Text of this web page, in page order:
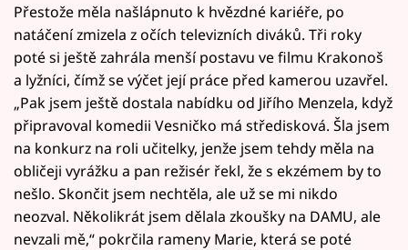
Přestože měla našlápnuto k hvězdné kariéře, po
natáčení zmizela z očích televizních diváků. Tři roky
poté si ještě zahrála menší postavu ve filmu Krakonoš
a lyžníci, čímž se výčet její práce před kamerou uzavřel.
„Pak jsem ještě dostala nabídku od Jiřího Menzela, když
připravoval komedii Vesničko má středisková. Šla jsem
na konkurz na roli učitelky, jenže jsem tehdy měla na
obličeji vyrážku a pan režisér řekl, že s ekzémem by to
nešlo. Skončit jsem nechtěla, ale už se mi nikdo
neozval. Několikrát jsem dělala zkoušky na DAMU, ale
nevzali mě,“ pokrčila rameny Marie, která se poté